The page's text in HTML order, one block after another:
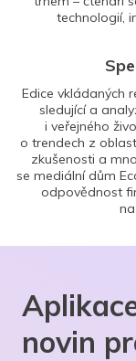
technologií,
Edice vkládaných
sledující a
i veřejného
o trendech z
zkušenosti a
se mediální dům
odpovědnost
novin